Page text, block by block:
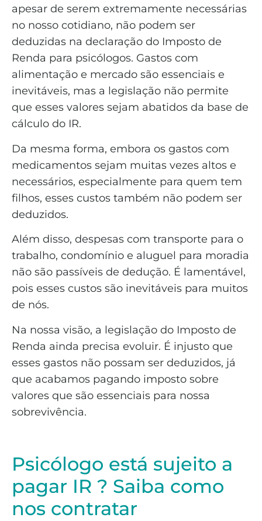
apesar de serem extremamente necessárias
no nosso cotidiano, não podem ser
deduzidas na declaração do Imposto de
Renda para psicólogos. Gastos com
alimentação e mercado são essenciais e
inevitáveis, mas a legislação não permite
que esses valores sejam abatidos da base de
cálculo do IR.
Da mesma forma, embora os gastos com
medicamentos sejam muitas vezes altos e
necessários, especialmente para quem tem
filhos, esses custos também não podem ser
deduzidos.
Além disso, despesas com transporte para o
trabalho, condomínio e aluguel para moradia
não são passíveis de dedução. É lamentável,
pois esses custos são inevitáveis para muitos
de nós.
Na nossa visão, a legislação do Imposto de
Renda ainda precisa evoluir. É injusto que
esses gastos não possam ser deduzidos, já
que acabamos pagando imposto sobre
valores que são essenciais para nossa
sobrevivência.
Psicólogo está sujeito a
pagar IR ? Saiba como
nos contratar